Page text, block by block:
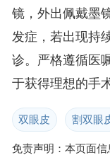
镜，外出佩戴墨
发症，若出现持
诊。严格遵循医
于获得理想的手
双眼皮 割双眼
免责声明：本页面